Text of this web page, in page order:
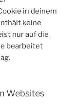
in deinem
keine
nur auf die
bearbeitet
Websites